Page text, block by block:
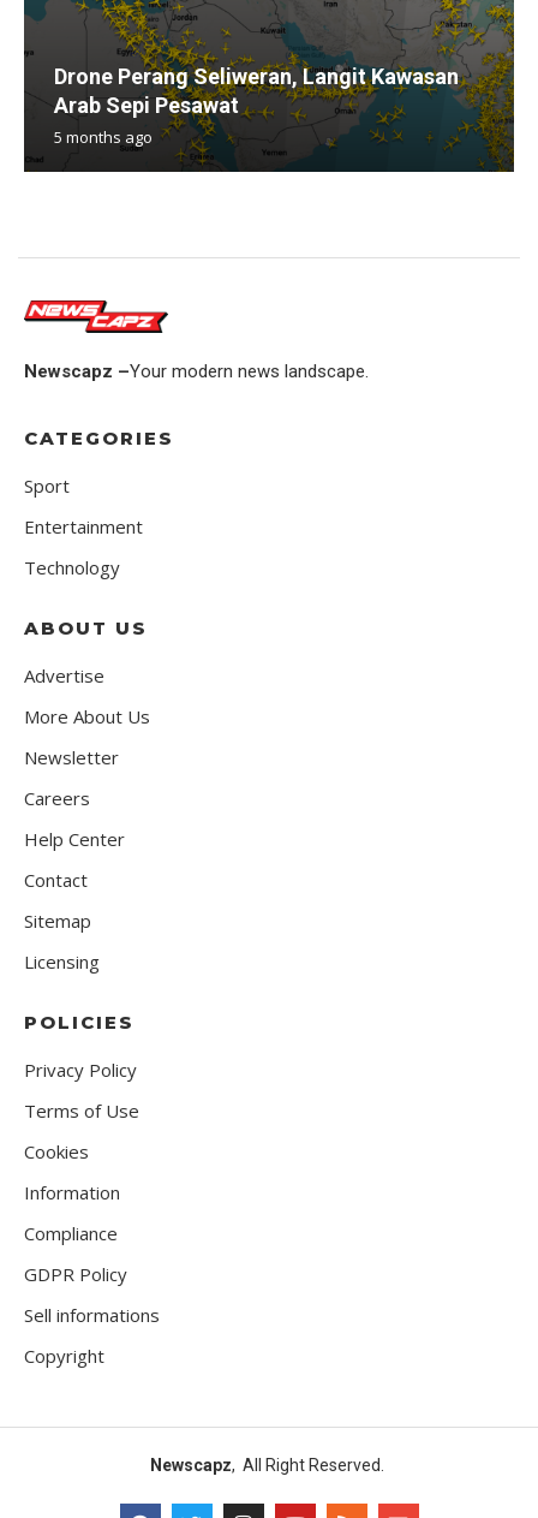
Drone Perang Seliweran, Langit Kawasan
Arab Sepi Pesawat
5 months ago
Newscapz –Your modern news landscape.
CATEGORIES
Sport
Entertainment
Technology
ABOUT US
Advertise
More About Us
Newsletter
Careers
Help Center
Contact
Sitemap
Licensing
POLICIES
Privacy Policy
Terms of Use
Cookies
Information
Compliance
GDPR Policy
Sell informations
Copyright
Newscapz, All Right Reserved.